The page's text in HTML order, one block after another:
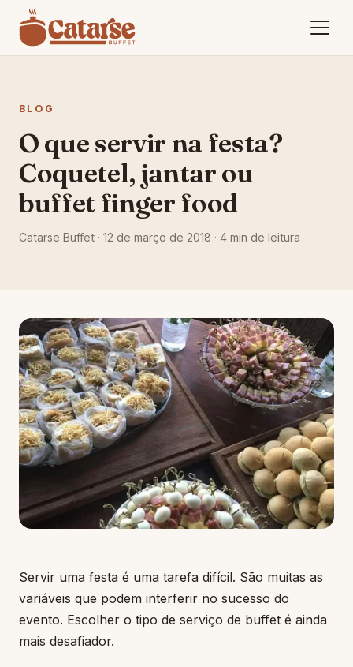
BLOG
O que servir na festa?
Coquetel, jantar ou
buffet finger food
Catarse Buffet · 12 de março de 2018 · 4 min de leitura
Servir uma festa é uma tarefa difícil. São muitas as
variáveis que podem interferir no sucesso do
evento. Escolher o tipo de serviço de buffet é ainda
mais desafiador.